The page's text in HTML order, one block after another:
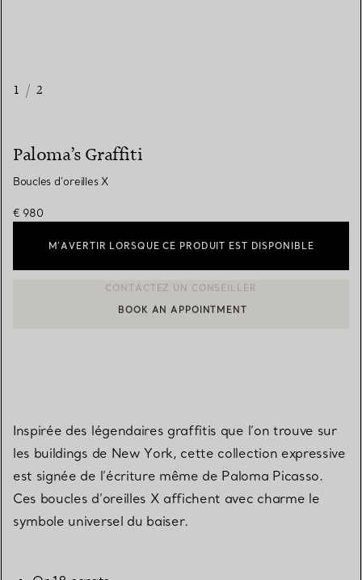
1 / 2
Paloma’s Graffiti
Boucles d’oreilles X
€ 980
M’AVERTIR LORSQUE CE PRODUIT EST DISPONIBLE
CONTACTER UN CONSEILLER CLIENT OU PRENDRE RENDEZ-
BOOK AN APPOINTMENT
Inspirée des légendaires graffitis que l’on trouve sur
les buildings de New York, cette collection expressive
est signée de l’écriture même de Paloma Picasso.
Ces boucles d’oreilles X affichent avec charme le
symbole universel du baiser.